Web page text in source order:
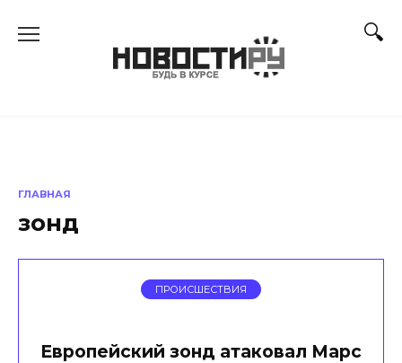
ГЛАВНАЯ
зонд
ПРОИСШЕСТВИЯ
Европейский зонд атаковал Марс